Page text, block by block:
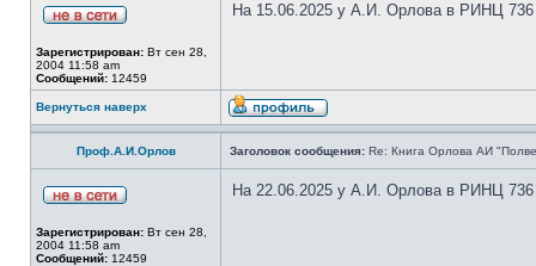
Зарегистрирован: Вт сен 28,
2004 11:58 am
Сообщений: 12459
На 15.06.2025 у А.И. Орлова в РИНЦ 736
Вернуться наверх
Проф.А.И.Орлов Заголовок сообщения: Re: Книга Орлова АИ
Зарегистрирован: Вт сен 28,
2004 11:58 am
Сообщений: 12459
На 22.06.2025 у А.И. Орлова в РИНЦ 736